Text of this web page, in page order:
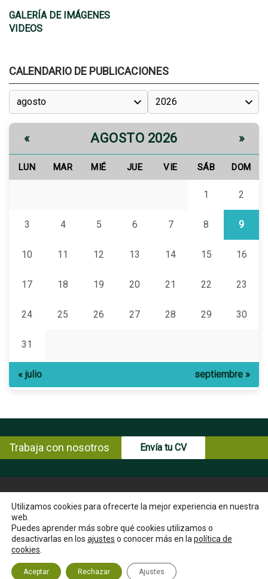
GALERÍA DE IMÁGENES
VIDEOS
CALENDARIO DE PUBLICACIONES
« AGOSTO 2026 »
LUN MAR MIÉ JUE VIE SÁB DOM
1 2
3 4 5 6 7 8 9
10 11 12 13 14 15 16
17 18 19 20 21 22 23
24 25 26 27 28 29 30
31
« julio septiembre »
Trabaja con nosotros Envía tu CV
© Copyright ENCE 2026 MAPA WEB
AVISO LEGAL
INSTRUCCIONES PARA EL EJERCICIO DE DERECHOS DEL
INTERESADO
Utilizamos cookies para ofrecerte la mejor experiencia en nuestra
web.
Puedes aprender más sobre qué cookies utilizamos o
desactivarlas en los ajustes o conocer más en la política de
cookies
Aceptar Rechazar Ajustes